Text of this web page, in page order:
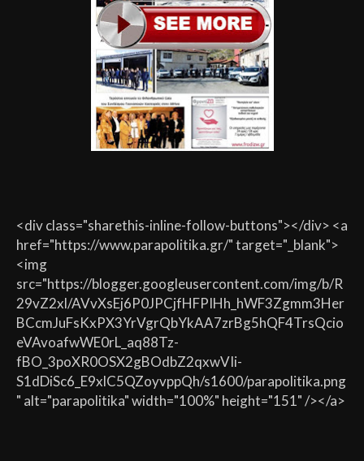
<div class="sharethis-inline-follow-buttons"></div> <a
href="https://www.parapolitika.gr/" target="_blank">
<img
src="https://blogger.googleusercontent.com/img/b/R
29vZ2xl/AVvXsEj6P0JPCjfHFPIHh_hWF3Zgmm3Her
BCcmJuFsKxPX3YrVgrQbYkAA7zrBg5hQF4TrsQcio
eVAvoafwWE0rL_aq88Tz-
fBO_3poXR0OSX2gBOdbZ2qxwVIi-
S1dDiSc6_E9xlC5QZoyvppQh/s1600/parapolitika.png
" alt="parapolitika" width="100%" height="151" /></a>